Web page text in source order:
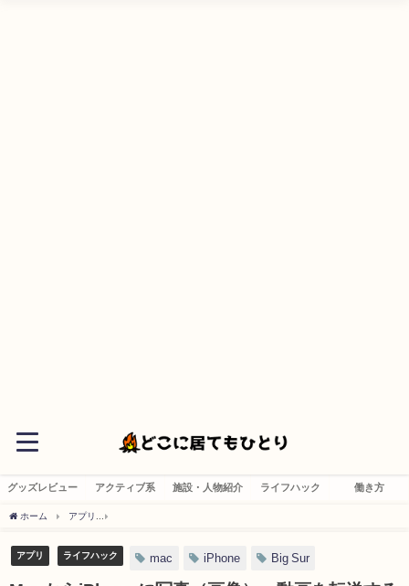
グッズレビュー アクティブ系 施設・人物紹介 ライフハック 働き方
ホーム アプリ
アプリ ライフハック mac iPhone Big Sur